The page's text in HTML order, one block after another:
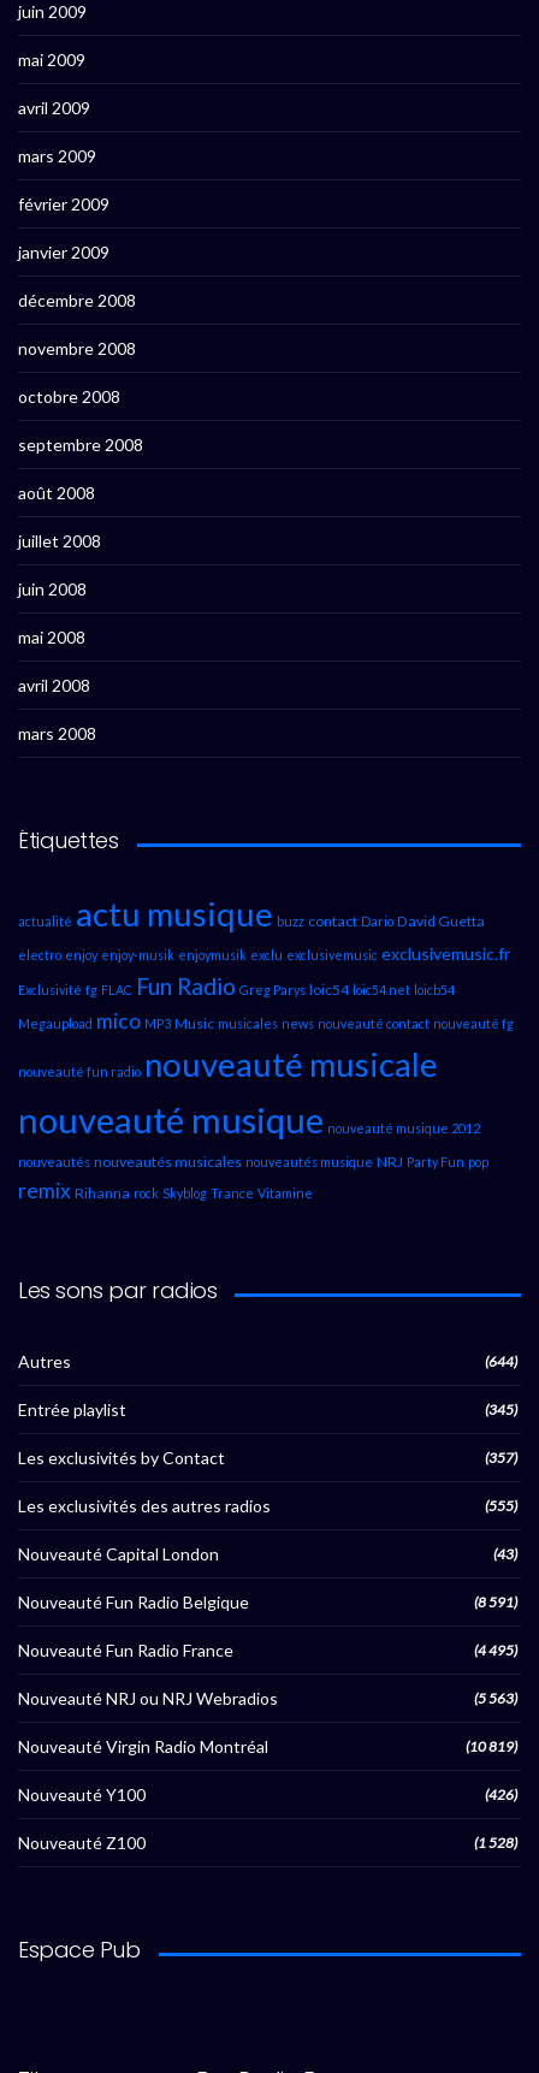
juin 2009
mai 2009
avril 2009
mars 2009
février 2009
janvier 2009
décembre 2008
novembre 2008
octobre 2008
septembre 2008
août 2008
juillet 2008
juin 2008
mai 2008
avril 2008
mars 2008
Étiquettes
actualité actu musique buzz contact Dario David Guetta
electro enjoy enjoy-musik enjoymusik exclu exclusivemusic exclusivemusic.fr
Exclusivité fg FLAC Fun Radio Greg Parys loic54 loic54.net loicb54
Megaupload mico MP3 Music musicales news nouveauté contact nouveauté fg
nouveauté fun radio nouveauté musicale
nouveauté musique nouveauté musique 2012
nouveautés nouveautés musicales nouveautés musique NRJ Party Fun pop
remix Rihanna rock Skyblog Trance Vitamine
Les sons par radios
Autres (644)
Entrée playlist (345)
Les exclusivités by Contact (357)
Les exclusivités des autres radios (555)
Nouveauté Capital London (43)
Nouveauté Fun Radio Belgique (8 591)
Nouveauté Fun Radio France (4 495)
Nouveauté NRJ ou NRJ Webradios (5 563)
Nouveauté Virgin Radio Montréal (10 819)
Nouveauté Y100 (426)
Nouveauté Z100 (1 528)
Espace Pub